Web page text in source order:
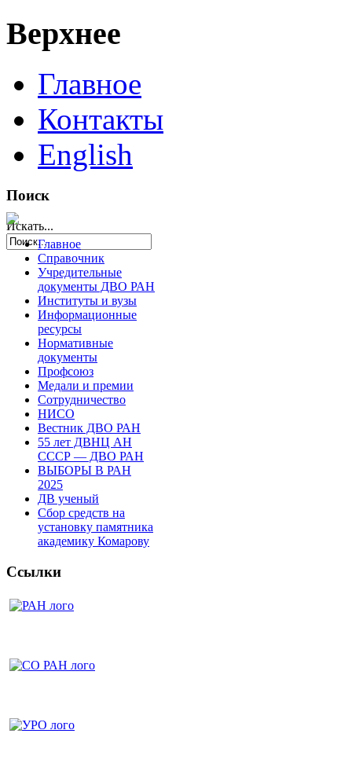
Верхнее
Главное
Контакты
English
Поиск
Искать...
Главное
Справочник
Учредительные
документы ДВО РАН
Институты и вузы
Информационные
ресурсы
Нормативные
документы
Профсоюз
Медали и премии
Сотрудничество
НИСО
Вестник ДВО РАН
55 лет ДВНЦ АН
СССР — ДВО РАН
ВЫБОРЫ В РАН
2025
ДВ ученый
Сбор средств на
установку памятника
академику Комарову
Ссылки